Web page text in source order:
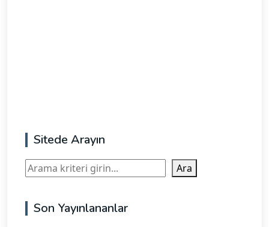
Sitede Arayın
Ara Ara
Son Yayınlananlar